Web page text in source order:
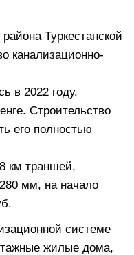
Туркестанской
канализационно-
в 2022 году.
Строительство
его полностью
км траншей,
мм, на начало
системе
жилые дома,